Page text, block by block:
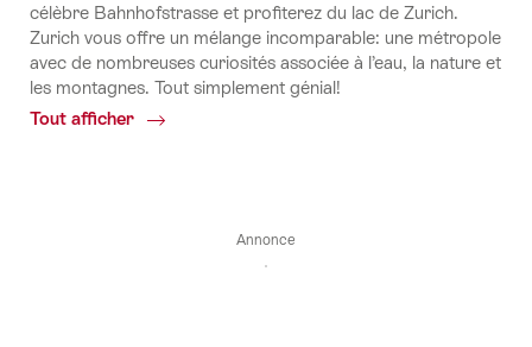
célèbre Bahnhofstrasse et profiterez du lac de Zurich.
Zurich vous offre un mélange incomparable: une métropole
avec de nombreuses curiosités associée à l’eau, la nature et
les montagnes. Tout simplement génial!
Tout afficher
Common.Of
Annonce